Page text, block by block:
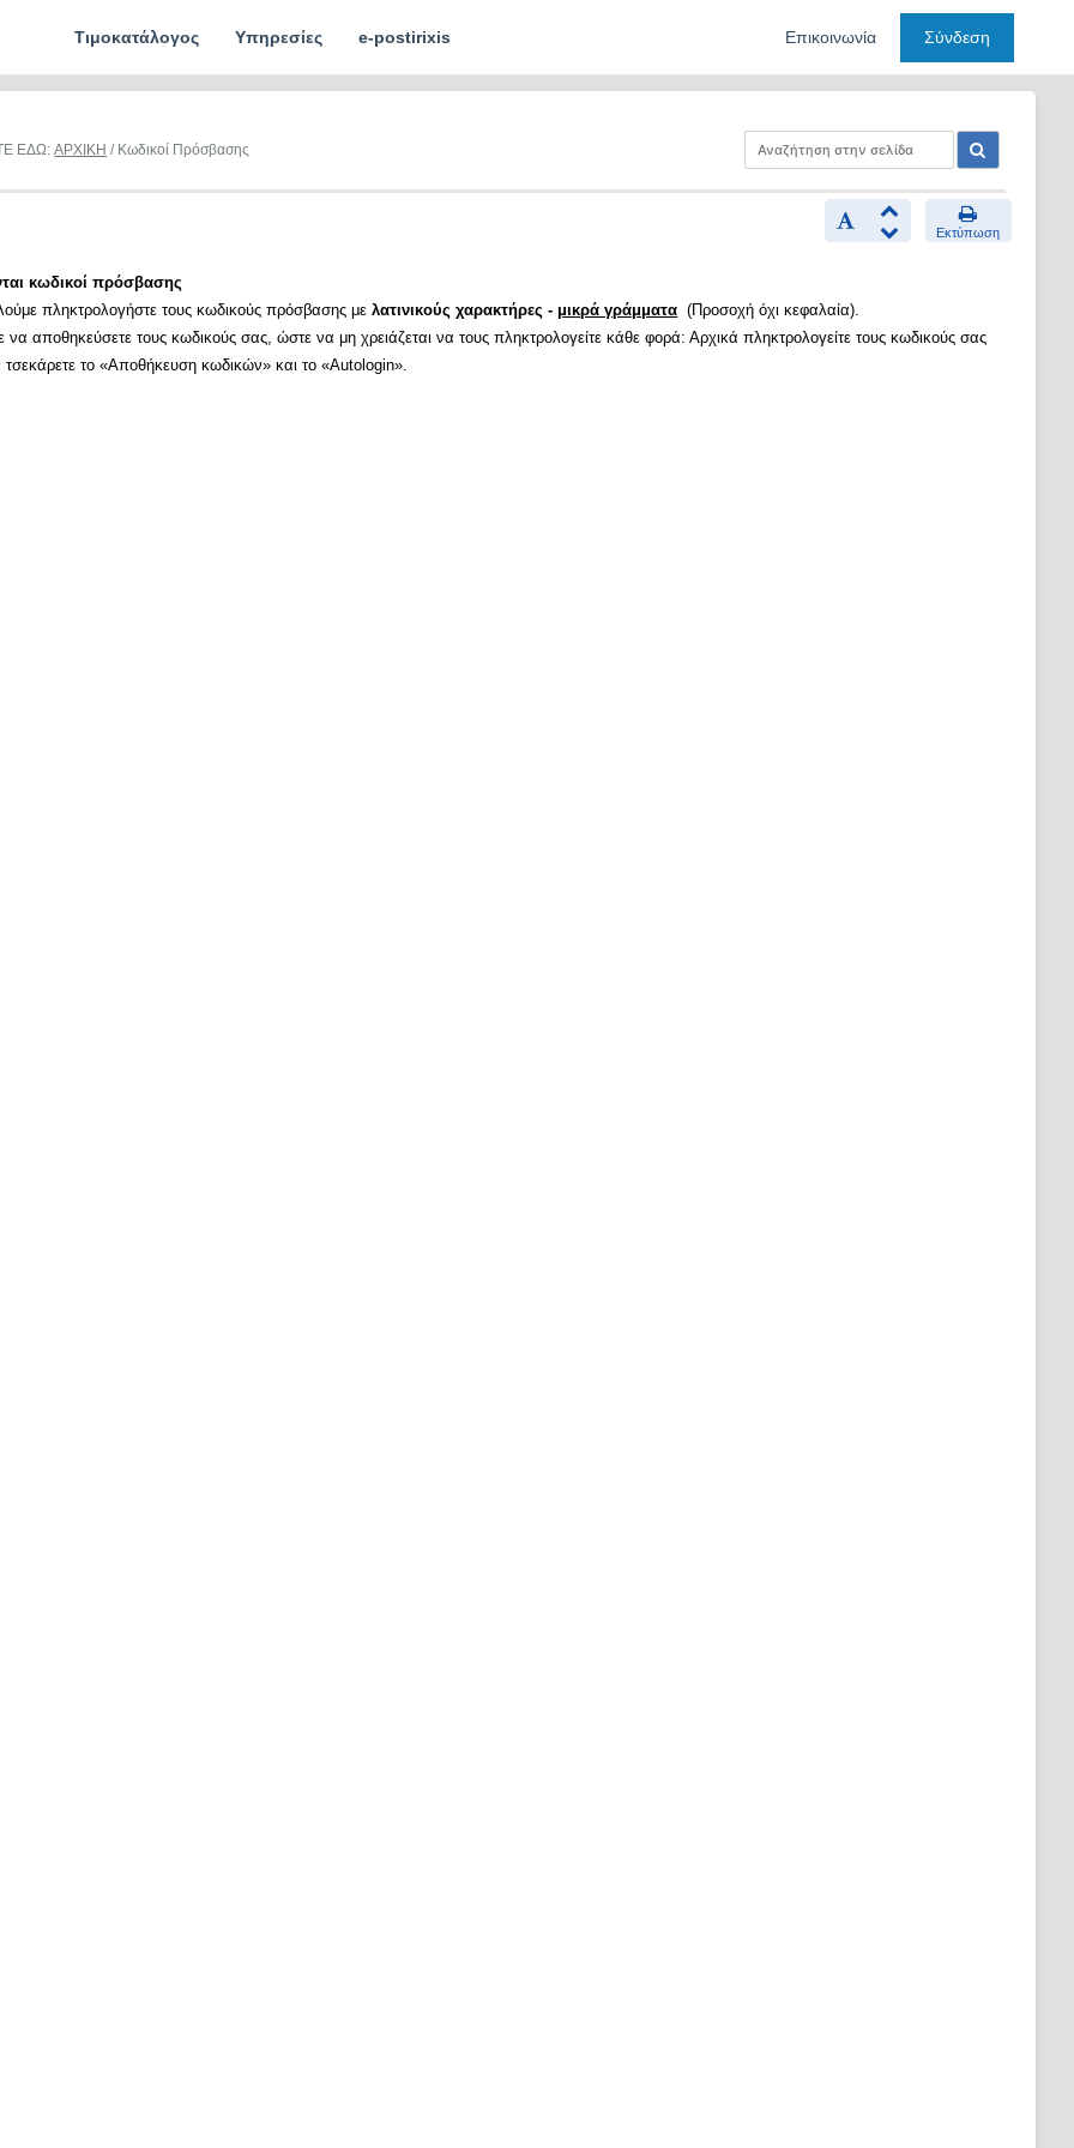
Τιμοκατάλογος Υπηρεσίες e-postirixis Επικοινωνία Σύνδεση
ΕΔΩ:ΑΡΧΙΚΗ / Κωδικοί Πρόσβασης
Εκτύπωση
κωδικοί πρόσβασης
πληκτρολογήστε τους κωδικούς πρόσβασης μελατινικούς χαρακτήρες - μικρά γράμματα (Προσοχή όχι κεφαλαία).
να αποθηκεύσετε τους κωδικούς σας, ώστε να μη χρειάζεται να τους πληκτρολογείτε κάθε φορά: Αρχικά πληκτρολογείτε τους κωδικούς σας
τσεκάρετε το «Αποθήκευση κωδικών» και το «Autologin».